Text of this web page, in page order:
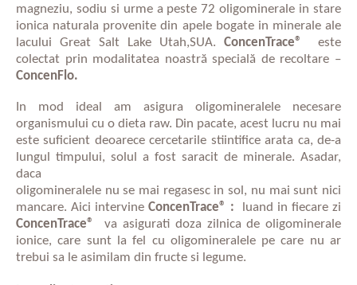
magneziu, sodiu si urme a peste 72 oligominerale in stare
ionica naturala provenite din apele bogate in minerale ale
lacului Great Salt Lake Utah,SUA. ConcenTrace®
este
colectat prin modalitatea noastră specială de recoltare –
ConcenFlo.
In mod ideal am asigura oligomineralele necesare
organismului cu o dieta raw. Din pacate, acest lucru nu mai
este suficient deoarece cercetarile stiintifice arata ca, de-a
lungul timpului, solul a fost saracit de minerale. Asadar,
daca
oligomineralele nu se mai regasesc in sol, nu mai sunt nici
mancare. Aici intervine ConcenTrace® :
luand in fiecare zi
ConcenTrace®
va asigurati doza zilnica de oligominerale
ionice, care sunt la fel cu oligomineralele pe care nu ar
trebui sa le asimilam din fructe si legume.